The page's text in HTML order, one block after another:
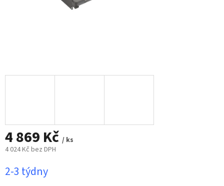
4 869 Kč / ks
4 024 Kč bez DPH
cena:
2-3 týdny